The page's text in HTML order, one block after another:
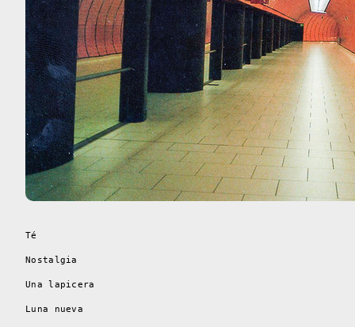
Té
Nostalgia
Una lapicera
Luna nueva